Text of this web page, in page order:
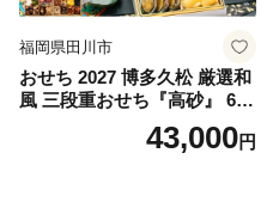
福岡県田川市
おせち 2027 博多久松 厳選和
風 三段重おせち『高砂』 6.5
寸 3段重 2～3人前 おせち料
理 重箱 お正月 冷凍おせち 縁
43,000円